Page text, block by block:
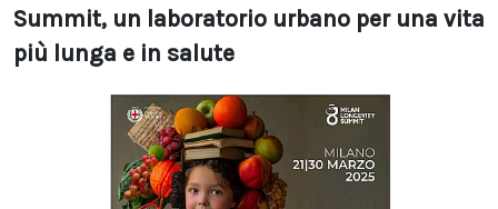
Summit, un laboratorio urbano per una vita
più lunga e in salute